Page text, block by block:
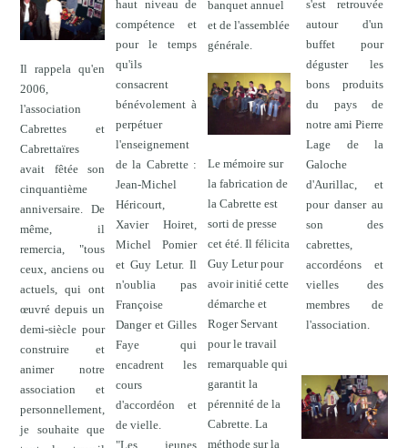
Il rappela qu'en
2006,
l'association
Cabrettes et
Cabrettaïres
avait fêtée son
cinquantième
anniversaire. De
même, il
remercia, "tous
ceux, anciens ou
actuels, qui ont
œuvré depuis un
demi-siècle pour
construire et
animer notre
association et
personnellement,
je souhaite que
haut niveau de
compétence et
pour le temps
qu'ils
consacrent
bénévolement à
perpétuer
l'enseignement
de la Cabrette :
Jean-Michel
Héricourt,
Xavier Hoiret,
Michel Pomier
et Guy Letur. Il
n'oublia pas
Françoise
Danger et Gilles
Faye qui
encadrent les
cours
d'accordéon et
de vielle.
"Les jeunes
banquet annuel
et de l'assemblée
générale.
Le mémoire sur
la fabrication de
la Cabrette est
sorti de presse
cet été. Il félicita
Guy Letur pour
avoir initié cette
démarche et
Roger Servant
pour le travail
remarquable qui
garantit la
pérennité de la
Cabrette. La
méthode sur la
s'est retrouvée
autour d'un
buffet pour
déguster les
bons produits
du pays de
notre ami Pierre
Lage de la
Galoche
d'Aurillac, et
pour danser au
son des
cabrettes,
accordéons et
vielles des
membres de
l'association.